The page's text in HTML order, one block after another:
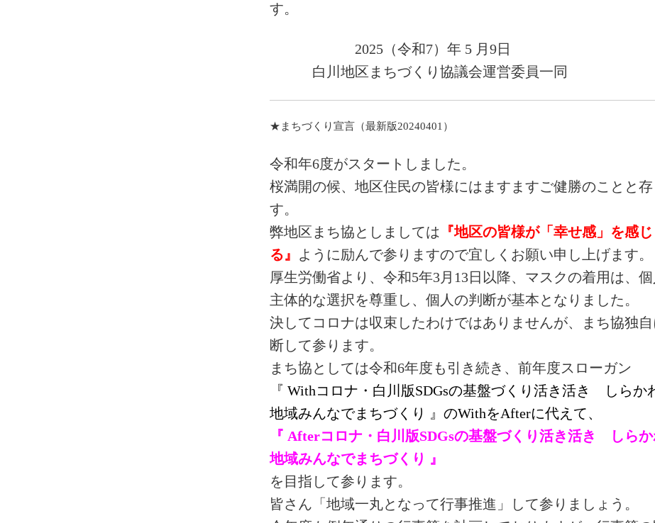
す。
2025（令和7）年 5 月9日
白川地区まちづくり協議会運営委員一同
★まちづくり宣言（最新版20240401）
令和年6度がスタートしました。
桜満開の候、地区住民の皆様にはますますご健勝のことと存
す。
弊地区まち協としましては 『地区の皆様が「幸せ感」を感
る』
ように励んで参りますので宜しくお願い申し上げます。
厚生労働省より、令和5年3月13日以降、マスクの着用は、
主体的な選択を尊重し、個人の判断が基本となりました。
決してコロナは収束したわけではありませんが、まち協独自
断して参ります。
まち協としては令和6年度も引き続き、前年度スローガン
『 Withコロナ・白川版SDGsの基盤づくり活き活き しら
地域みんなでまちづくり 』のWithをAfterに代えて、
『 Afterコロナ・白川版SDGsの基盤づくり活き活き しら
地域みんなでまちづくり 』
を目指して参ります。
皆さん「地域一丸となって行事推進」して参りましょう。